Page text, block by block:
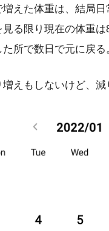
えた体重は、結局日
見る限り現在の体重
所で数日で元に戻る
えもしないけど、減